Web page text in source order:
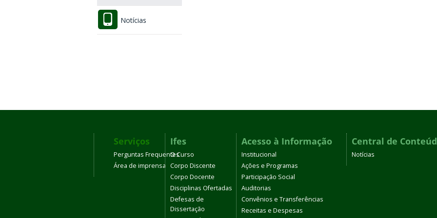
Notícias
Serviços
Perguntas Frequentes
Área de imprensa
Ifes
O Curso
Corpo Discente
Corpo Docente
Disciplinas Ofertadas
Defesas de
Dissertação
Acesso à Informação
Institucional
Ações e Programas
Participação Social
Auditorias
Convênios e Transferências
Receitas e Despesas
Central de
Notícias